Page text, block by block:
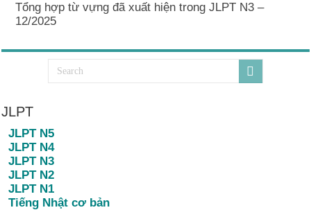
Tổng hợp từ vựng đã xuất hiện trong JLPT N3 –
12/2025
JLPT
JLPT N5
JLPT N4
JLPT N3
JLPT N2
JLPT N1
Tiếng Nhật cơ bản